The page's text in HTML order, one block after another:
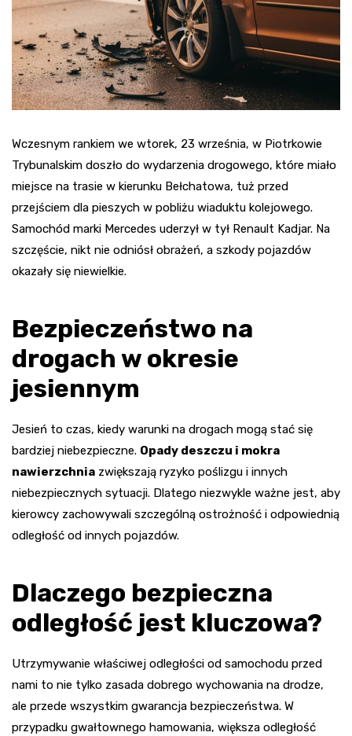
Wczesnym rankiem we wtorek, 23 września, w Piotrkowie
Trybunalskim doszło do wydarzenia drogowego, które miało
miejsce na trasie w kierunku Bełchatowa, tuż przed
przejściem dla pieszych w pobliżu wiaduktu kolejowego.
Samochód marki Mercedes uderzył w tył Renault Kadjar. Na
szczęście, nikt nie odniósł obrażeń, a szkody pojazdów
okazały się niewielkie.
Bezpieczeństwo na
drogach w okresie
jesiennym
Jesień to czas, kiedy warunki na drogach mogą stać się
bardziej niebezpieczne. Opady deszczu i mokra
nawierzchnia zwiększają ryzyko poślizgu i innych
niebezpiecznych sytuacji. Dlatego niezwykle ważne jest, aby
kierowcy zachowywali szczególną ostrożność i odpowiednią
odległość od innych pojazdów.
Dlaczego bezpieczna
odległość jest kluczowa?
Utrzymywanie właściwej odległości od samochodu przed
nami to nie tylko zasada dobrego wychowania na drodze,
ale przede wszystkim gwarancja bezpieczeństwa. W
przypadku gwałtownego hamowania, większa odległość